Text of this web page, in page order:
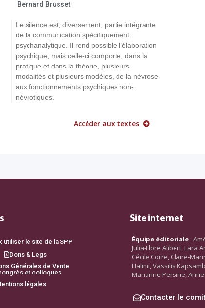
Bernard Brusset
Le silence est, diversement, partie intégrante
de la communication spécifiquement
psychanalytique. Il rend possible l’élaboration
psychique, mais celle-ci comporte, dans la
pratique et dans la théorie, plusieurs
modalités et plusieurs modèles, de la névrose
aux fonctionnements psychiques non-
névrotiques.
Accéder aux textes
utiliser le site de la SPP
Dons & Legs
Générales de Vente
et colloques
légales
Site internet
Équipe éditoriale :
Julia-Flore Alibert, Lara
Cécile Corre, Claire-
Halimi, Vassilis
Marianne Persine,
Contacter le